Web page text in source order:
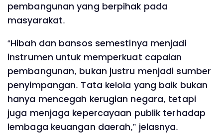
pembangunan yang berpihak pada
masyarakat.
“Hibah dan bansos semestinya menjadi
instrumen untuk memperkuat capaian
pembangunan, bukan justru menjadi sumber
penyimpangan. Tata kelola yang baik bukan
hanya mencegah kerugian negara, tetapi
juga menjaga kepercayaan publik terhadap
lembaga keuangan daerah,” jelasnya.